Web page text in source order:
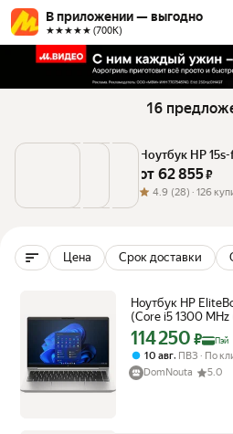
В приложении — выгодно
★★★★★ (700К)
16
Ноутбук HP
от 62 855 ₽
4.9 (28) · 126
Цена Срок доставки
Ноутбук HP
(Core i5 1300
Gb SSD/14"/
Цена с картой
114 250 ₽ Пэй
10 авг, ПВЗ
По
DomNouta
5.0